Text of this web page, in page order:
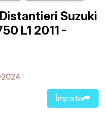
Suzuki
L1 2011 -
2024
Împarte